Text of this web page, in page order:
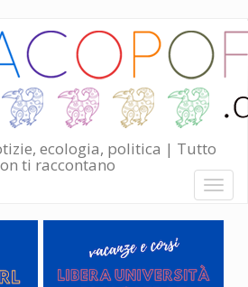
ecologia, politica | Tutto
ti raccontano
Toggle